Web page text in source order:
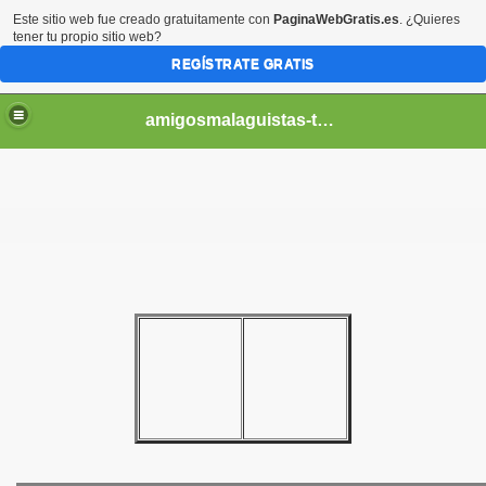
amigosmalaguistas-temporadas
Este sitio web fue creado gratuitamente con PaginaWebGratis.es. ¿Quieres
tener tu propio sitio web?
REGÍSTRATE GRATIS